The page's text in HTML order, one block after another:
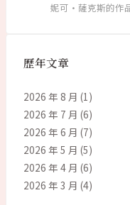
妮可·薩克斯的作
歷年文章
2026 年 8 月 (1)
2026 年 7 月 (6)
2026 年 6 月 (7)
2026 年 5 月 (5)
2026 年 4 月 (6)
2026 年 3 月 (4)